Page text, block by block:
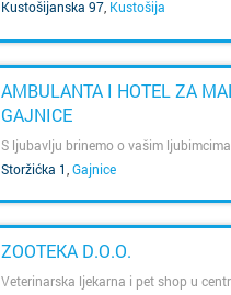
Kustošijanska 97 Kustošija
AMBULANTA I HOTEL ZA
GAJNICE
S ljubavlju brinemo o vašim ljubimcima
Storžićka 1 Gajnice
ZOOTEKA D.O.O.
Veterinarska ljekarna i pet shop u